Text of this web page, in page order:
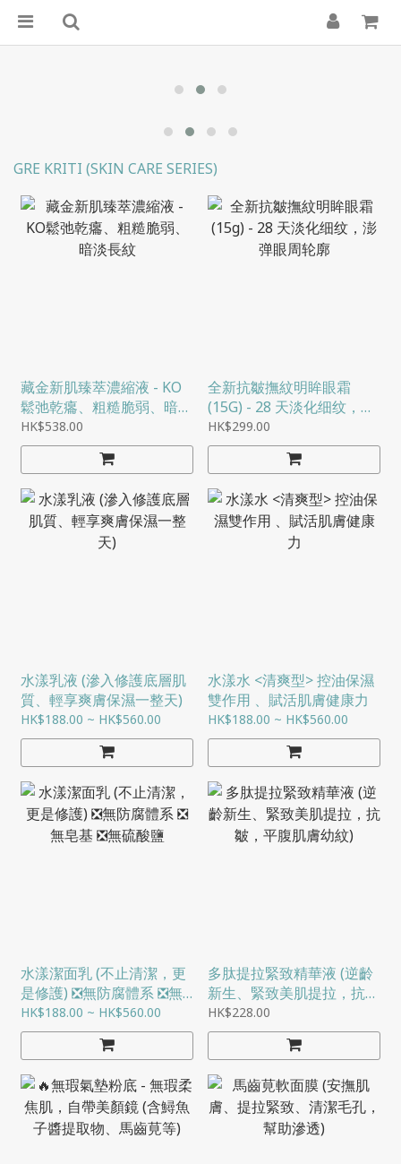
GRE KRITI (SKIN CARE SERIES)
藏金新肌臻萃濃縮液 - KO
鬆弛乾癟、粗糙脆弱、暗淡
長紋
HK$538.00
全新抗皺撫紋明眸眼霜
(15G) - 28 天淡化细纹，澎
弹眼周轮廓
HK$299.00
水漾乳液 (滲入修護底層肌
質、輕享爽膚保濕一整天)
HK$188.00 ~ HK$560.00
水漾水 <清爽型> 控油保濕
雙作用 、賦活肌膚健康力
HK$188.00 ~ HK$560.00
水漾潔面乳 (不止清潔，更
是修護) ❎無防腐體系 ❎無
皂基 ❎無硫酸鹽
HK$188.00 ~ HK$560.00
多肽提拉緊致精華液 (逆齡
新生、緊致美肌提拉，抗
皺，平腹肌膚幼紋)
HK$228.00